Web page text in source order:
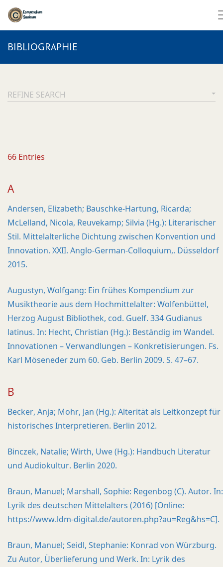
BIBLIOGRAPHIE
66 Entries
A
Andersen, Elizabeth; Bauschke-Hartung, Ricarda;
McLelland, Nicola, Reuvekamp; Silvia (Hg.): Literarischer
Stil. Mittelalterliche Dichtung zwischen Konvention und
Innovation. XXII. Anglo-German-Colloquium,. Düsseldorf
2015.
Augustyn, Wolfgang: Ein frühes Kompendium zur
Musiktheorie aus dem Hochmittelalter: Wolfenbüttel,
Herzog August Bibliothek, cod. Guelf. 334 Gudianus
latinus. In: Hecht, Christian (Hg.): Beständig im Wandel.
Innovationen – Verwandlungen – Konkretisierungen. Fs.
Karl Möseneder zum 60. Geb. Berlin 2009. S. 47–67.
B
Becker, Anja; Mohr, Jan (Hg.): Alterität als Leitkonzept für
historisches Interpretieren. Berlin 2012.
Binczek, Natalie; Wirth, Uwe (Hg.): Handbuch Literatur
und Audiokultur. Berlin 2020.
Braun, Manuel; Marshall, Sophie: Regenbog (C). Autor. In:
Lyrik des deutschen Mittelalters (2016) [Online:
https://www.ldm-digital.de/autoren.php?au=Reg&hs=C].
Braun, Manuel; Seidl, Stephanie: Konrad von Würzburg.
Zu Autor, Überlieferung und Werk. In: Lyrik des
REFINE SEARCH